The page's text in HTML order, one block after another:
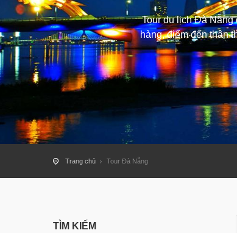
Tour du lịch Đà
hàng, điểm đến thân
Trang chủ Tour Đà Nẵng
TÌM KIẾM